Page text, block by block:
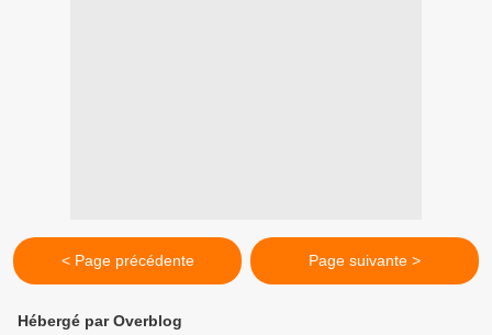
< Page précédente Page suivante >
Hébergé par Overblog